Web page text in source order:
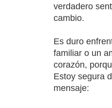
verdadero
cambio.
Es duro
familiar o un
corazón,
Estoy segura
mensaje: